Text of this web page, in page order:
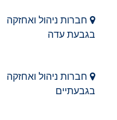
חברות ניהול ואחזקה
בגבעת עדה
חברות ניהול ואחזקה
בגבעתיים